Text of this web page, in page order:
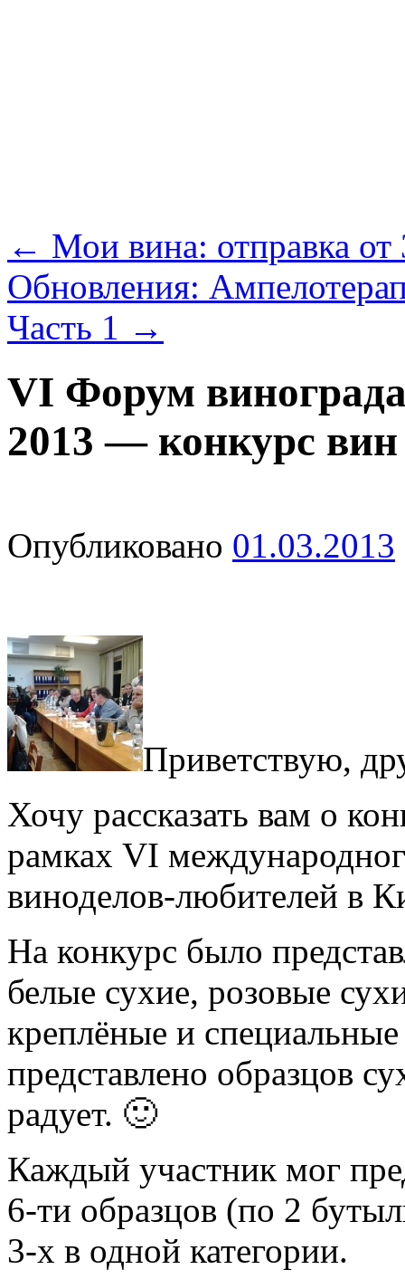
← Мои вина: отправка
Обновления:
Часть 1 →
VI Форум
2013 — конкурс вин
Опубликовано 01.03.2013
Приветствую,
Хочу рассказать вам о
рамках VI
виноделов-любителей в
На конкурс было
белые сухие, розовые
креплёные и
представлено образцов
радует. 🙂
Каждый участник мог
6-ти образцов (по 2
3-х в одной категории.